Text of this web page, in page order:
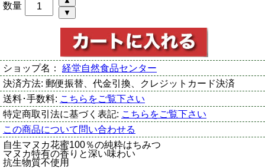
数量
ショップ名： 経堂自然食品センター
決済方法: 郵便振替、代金引換、クレジットカード決済
送料･手数料: こちらをご覧下さい
特定商取引法に基づく表記: こちらをご覧下さい
この商品について問い合わせる
自生マヌカ花蜜100％の純粋はちみつ
マヌカ特有の香りと深い味わい
抗生物質不使用